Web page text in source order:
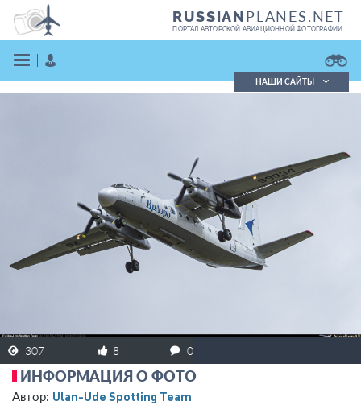
RUSSIANPLANES.NET
ПОРТАЛ АВТОРСКОЙ АВИАЦИОННОЙ ФОТОГРАФИИ
ВОЙТИ
НАШИ САЙТЫ
307 8 0
ИНФОРМАЦИЯ О ФОТО
Автор: Ulan-Ude Spotting Team